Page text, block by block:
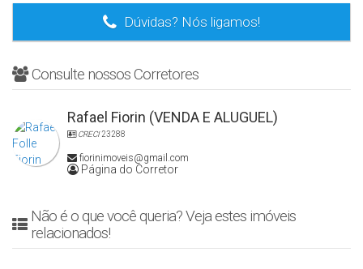
Dúvidas? Nós ligamos!
Consulte nossos Corretores
Rafael Fiorin (VENDA E ALUGUEL)
CRECI23288
fiorinimoveis@gmail.com
Página do Corretor
Não é o que você queria? Veja estes imóveis
relacionados!